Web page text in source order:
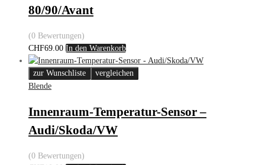
80/90/Avant
(0 Bewertungen)
CHF69.00 In den Warenkorb
zur Wunschliste
vergleichen
Blende
Innenraum-Temperatur-Sensor –
Audi/Skoda/VW
(0 Bewertungen)